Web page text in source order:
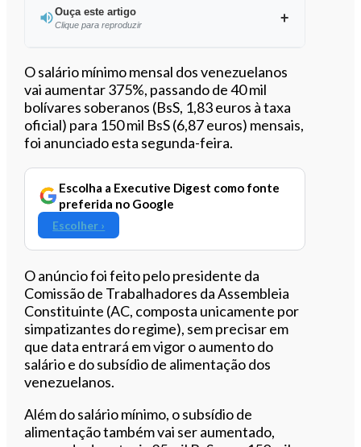
Ouça este artigo
Clique para reproduzir
Ouvir este artigo
O salário mínimo mensal dos venezuelanos
vai aumentar 375%, passando de 40 mil
bolívares soberanos (BsS, 1,83 euros à taxa
oficial) para 150 mil BsS (6,87 euros) mensais,
foi anunciado esta segunda-feira.
Escolha a Executive Digest como fonte
preferida no Google
Escolher ›
O anúncio foi feito pelo presidente da
Comissão de Trabalhadores da Assembleia
Constituinte (AC, composta unicamente por
simpatizantes do regime), sem precisar em
que data entrará em vigor o aumento do
salário e do subsídio de alimentação dos
venezuelanos.
Além do salário mínimo, o subsídio de
alimentação também vai ser aumentado,